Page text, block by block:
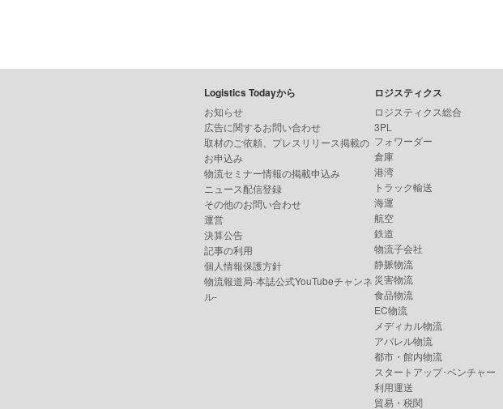
Logistics Todayから
お知らせ
広告に関するお問い合わせ
取材のご依頼、プレスリリース掲載の
お申込み
物流セミナー情報の掲載申込み
ニュース配信登録
その他のお問い合わせ
運営
決算公告
記事の利用
個人情報保護方針
物流報道局-本誌公式YouTubeチャンネ
ル-
ロジスティクス
ロジスティクス総合
3PL
フォワーダー
倉庫
港湾
トラック輸送
海運
航空
鉄道
物流子会社
静脈物流
災害物流
食品物流
EC物流
メディカル物流
アパレル物流
都市・館内物流
スタートアップ･ベンチャー
利用運送
貿易・税関